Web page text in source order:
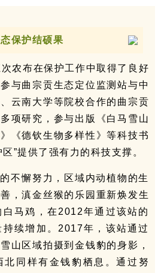
保护结硕果
农布在保护工作中取得了良好
与曲宗贡生态定位监测站与中
云南大学等院校合作的曲宗贡
项研究，参与出版《白马雪山
《德钦生物多样性》等科技书
”提供了强有力的科技支撑。
不懈努力，区域内动植物的生
，滇金丝猴的乐园重新焕发生
马鸡，在2012年通过该站的
持续增加。2017年，该站通过
山区域拍摄到金钱豹的身影，
北同样有金钱豹栖息。通过努